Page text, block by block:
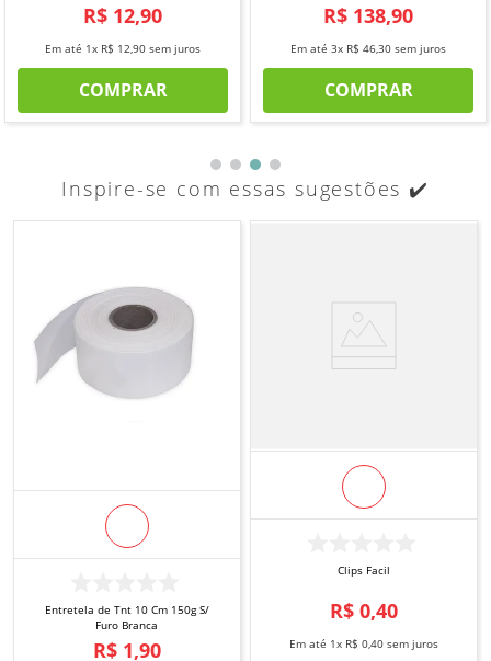
R$ 12,90
Em até 1x R$ 12 90 sem juros
COMPRAR
R$ 138,90
Em até 3x R$ 4630 sem juros
COMPRAR
Inspire-se com essas sugestões ✔️
Entretela de Tnt 10 Cm 150g S/
Furo Branca
R$ 1,90
Clips Facil
R$ 0,40
Em até 1x R$ 0,40 sem juros